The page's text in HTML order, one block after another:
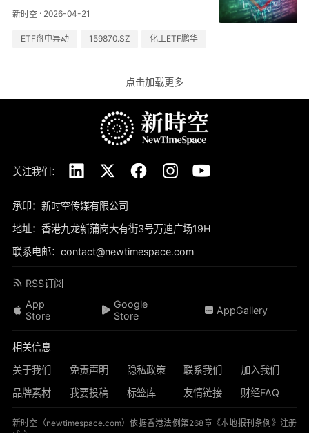
新时空 · 2026-04-21
ETF盘中异动 159870.SZ 化工ETF鹏华
点击加载更多
关注我们：
承印：新时空传媒有限公司
地址：香港九龙新蒲岗大有街3号万迪广场19H
联系电邮：contact@newtimespace.com
RSS订阅
App
Store
Google
Store
AppGallery
相关信息
关于我们
免责声明 隐私政策 联系我们
加入我们
品牌素材
我要投稿 标签库 友情链接 财经FAQ
新时空（newtimespace.com）依据香港法例第268章《本地报刊条例》注册